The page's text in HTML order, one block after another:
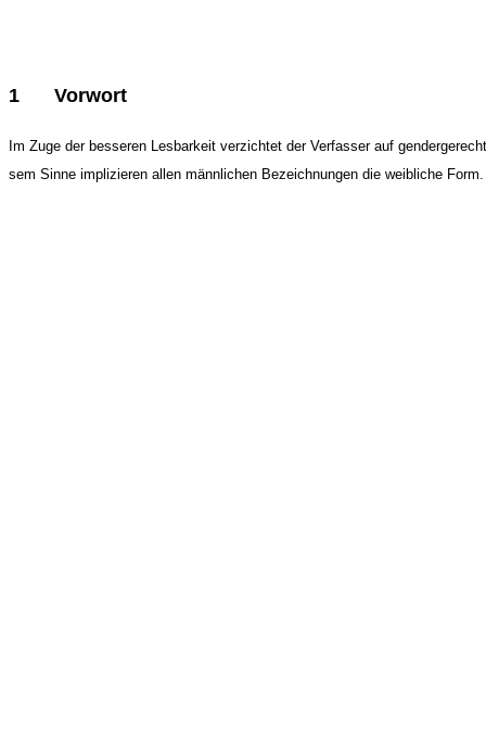
1 Vorwort
Im Zuge der besseren Lesbarkeit verzichtet der Verfasser auf
sem Sinne implizieren allen männlichen Bezeichnungen die weibliche Form.